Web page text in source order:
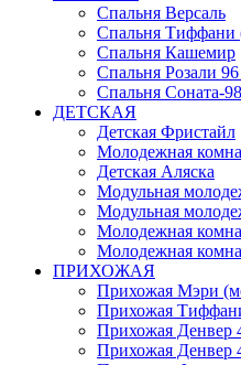
Спальня Версаль
Спальня Тиффани
Спальня Кашемир
Спальня Розали
Спальня Соната-
ДЕТСКАЯ
Детская Фристайл
Молодежная
Детская Аляска
Модульная
Модульная
Молодежная
Молодежная
ПРИХОЖАЯ
Прихожая Мэри
Прихожая
Прихожая Денвер
Прихожая Денвер